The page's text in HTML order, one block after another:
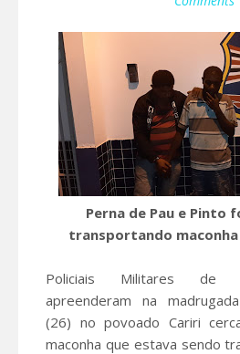
Perna de Pau e Pinto
transportando
Policiais Militares de
apreenderam na
(26) no povoado Cariri
maconha que estava sendo